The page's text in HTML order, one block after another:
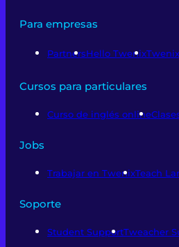
Para empresas
PartnersHello Twenix
Cursos para particulares
Curso de inglés online
Jobs
Trabajar en TwenixTeach
Soporte
Student SupportTweacher